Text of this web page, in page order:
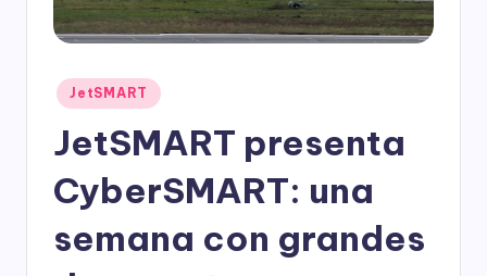
Publicado
en
JetSMART
JetSMART presenta
CyberSMART: una
semana con grandes